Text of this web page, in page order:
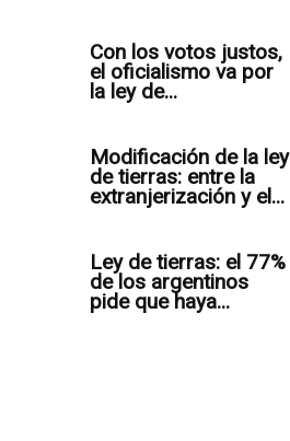
Con los votos justos,
el oficialismo va por
la ley de...
Modificación de la ley
de tierras: entre la
extranjerización y el...
Ley de tierras: el 77%
de los argentinos
pide que haya...